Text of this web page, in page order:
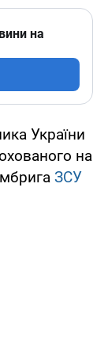
на
України
на
ЗСУ